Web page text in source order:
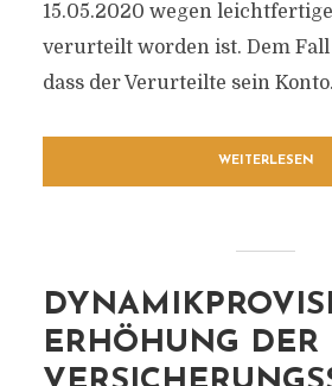
15.05.2020 wegen
verurteilt worden ist. Dem
dass der Verurteilte sein
WEITERLESEN
ERHÖHUNG DER